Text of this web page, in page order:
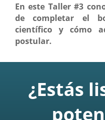
En este Taller #3
de completar el
científico y cómo
postular.
¿Estás